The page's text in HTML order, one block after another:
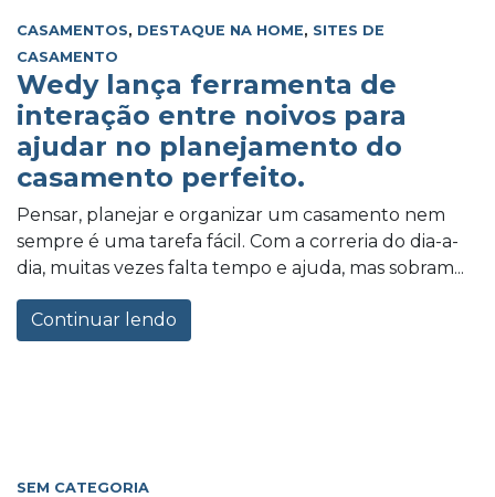
CASAMENTOS, DESTAQUE NA HOME, SITES DE
CASAMENTO
Wedy lança ferramenta de
interação entre noivos para
ajudar no planejamento do
casamento perfeito.
Pensar, planejar e organizar um casamento nem
sempre é uma tarefa fácil. Com a correria do dia-a-
dia, muitas vezes falta tempo e ajuda, mas sobram...
Continuar lendo
SEM CATEGORIA